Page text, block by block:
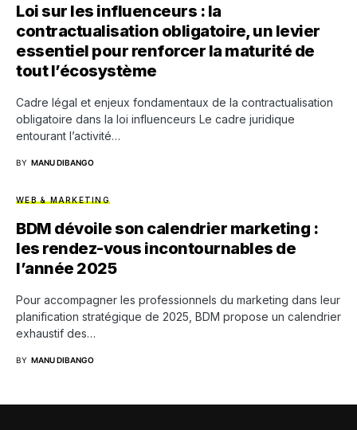
Loi sur les influenceurs : la
contractualisation obligatoire, un levier
essentiel pour renforcer la maturité de
tout l’écosystème
Cadre légal et enjeux fondamentaux de la contractualisation
obligatoire dans la loi influenceurs Le cadre juridique
entourant l’activité…
BY MANU DIBANGO
WEB & MARKETING
BDM dévoile son calendrier marketing :
les rendez-vous incontournables de
l’année 2025
Pour accompagner les professionnels du marketing dans leur
planification stratégique de 2025, BDM propose un calendrier
exhaustif des…
BY MANU DIBANGO